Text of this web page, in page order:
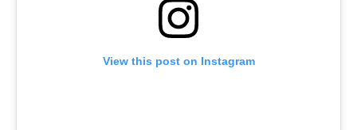
View this post on Instagram